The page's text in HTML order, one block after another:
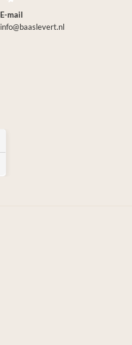
E-mail
info@baaslevert.nl